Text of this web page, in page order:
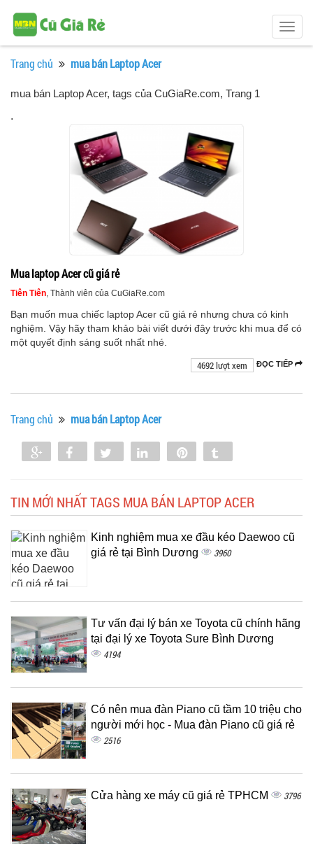
Trang chủ mua bán Laptop Acer
mua bán Laptop Acer, tags của CuGiaRe.com, Trang 1
.
Mua laptop Acer cũ giá rẻ
Tiên Tiên, Thành viên của CuGiaRe.com
Bạn muốn mua chiếc laptop Acer cũ giá rẻ nhưng chưa có kinh
nghiệm. Vậy hãy tham khảo bài viết dưới đây trước khi mua để có
một quyết định sáng suốt nhất nhé.
ĐỌC TIẾP
4692 lượt xem
Trang chủ mua bán Laptop Acer
Share Share Tweet Share
TIN MỚI NHẤT TAGS MUA BÁN LAPTOP ACER
Kinh nghiệm mua xe đầu kéo Daewoo cũ
giá rẻ tại Bình Dương
3960
Tư vấn đại lý bán xe Toyota cũ chính hãng
tại đại lý xe Toyota Sure Bình Dương
4194
Có nên mua đàn Piano cũ tầm 10 triệu cho
người mới học - Mua đàn Piano cũ giá rẻ
2516
Cửa hàng xe máy cũ giá rẻ TPHCM 3796